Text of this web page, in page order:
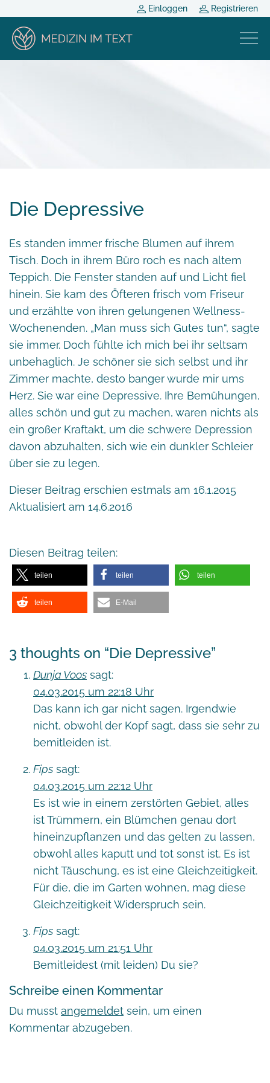
Einloggen Registrieren
Die Depressive
Es standen immer frische Blumen auf ihrem
Tisch. Doch in ihrem Büro roch es nach altem
Teppich. Die Fenster standen auf und Licht fiel
hinein. Sie kam des Öfteren frisch vom Friseur
und erzählte von ihren gelungenen Wellness-
Wochenenden. „Man muss sich Gutes tun“, sagte
sie immer. Doch fühlte ich mich bei ihr seltsam
unbehaglich. Je schöner sie sich selbst und ihr
Zimmer machte, desto banger wurde mir ums
Herz. Sie war eine Depressive. Ihre Bemühungen,
alles schön und gut zu machen, waren nichts als
ein großer Kraftakt, um die schwere Depression
davon abzuhalten, sich wie ein dunkler Schleier
über sie zu legen.
Dieser Beitrag erschien estmals am 16.1.2015
Aktualisiert am 14.6.2016
Diesen Beitrag teilen:
teilen teilen teilen
teilen E-Mail
3 thoughts on “Die Depressive”
Dunja Voos sagt:
04.03.2015 um 22:18 Uhr
Das kann ich gar nicht sagen. Irgendwie
nicht, obwohl der Kopf sagt, dass sie sehr zu
bemitleiden ist.
Fips sagt:
04.03.2015 um 22:12 Uhr
Es ist wie in einem zerstörten Gebiet, alles
ist Trümmern, ein Blümchen genau dort
hineinzupflanzen und das gelten zu lassen,
obwohl alles kaputt und tot sonst ist. Es ist
nicht Täuschung, es ist eine Gleichzeitigkeit.
Für die, die im Garten wohnen, mag diese
Gleichzeitigkeit Widerspruch sein.
Fips sagt:
04.03.2015 um 21:51 Uhr
Bemitleidest (mit leiden) Du sie?
Schreibe einen Kommentar
Du musst angemeldet sein, um einen
Kommentar abzugeben.